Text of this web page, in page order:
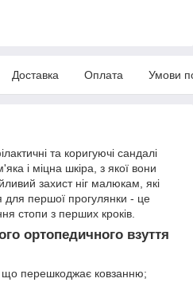
Доставка Оплата Умови
та коригуючі сандалі
і міцна шкіра, з якої вони
захист ніг малюкам, які
для першої прогулянки - це
стопи з перших кроків.
ортопедичного взуття
що перешкоджає ковзанню;